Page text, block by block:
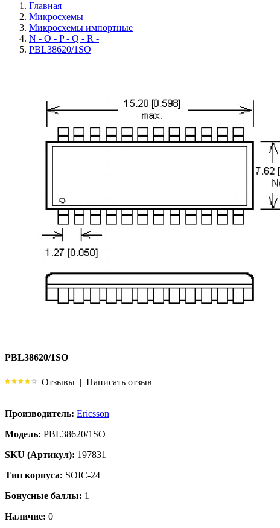
Главная
Микросхемы
Микросхемы импортные
N - O - P - Q - R -
PBL38620/1SO
PBL38620/1SO
Отзывы | Написать отзыв
Производитель: Ericsson
Модель: PBL38620/1SO
SKU (Артикул): 197831
Тип корпуса: SOIC-24
Бонусные баллы: 1
Наличие: 0